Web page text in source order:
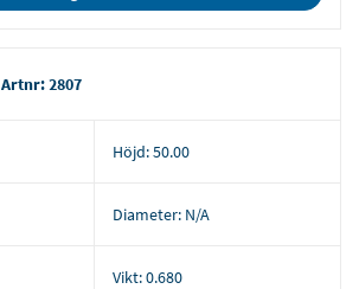
Artnr: 2807
Höjd:50.00
Diameter: N/A
Vikt:0.680